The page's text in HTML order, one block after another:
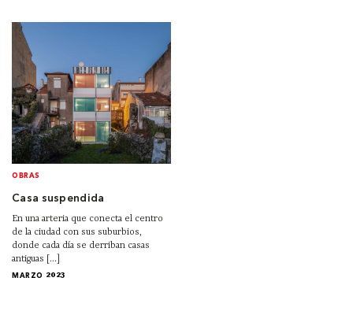
OBRAS
Casa suspendida
En una arteria que conecta el centro
de la ciudad con sus suburbios,
donde cada día se derriban casas
antiguas [...]
MARZO 2023